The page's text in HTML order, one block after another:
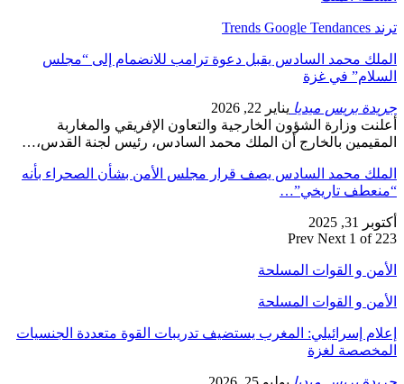
ترند Trends Google Tendances
الملك محمد السادس يقبل دعوة ترامب للانضمام إلى “مجلس
السلام” في غزة
جريدة بريس ميديا يناير 22, 2026
أعلنت وزارة الشؤون الخارجية والتعاون الإفريقي والمغاربة
المقيمين بالخارج أن الملك محمد السادس، رئيس لجنة القدس،…
الملك محمد السادس يصف قرار مجلس الأمن بشأن الصحراء بأنه
“منعطف تاريخي”…
أكتوبر 31, 2025
Prev Next 1 of 223
الأمن و القوات المسلحة
الأمن و القوات المسلحة
إعلام إسرائيلي: المغرب يستضيف تدريبات القوة متعددة الجنسيات
المخصصة لغزة